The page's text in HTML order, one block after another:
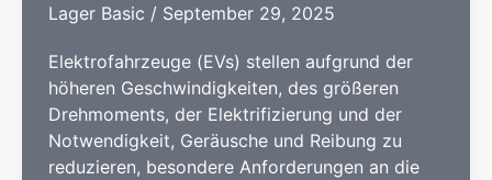
die
Lager Basic / September 29, 2025
Elektrofahrzeuge (EVs) stellen aufgrund der
höheren Geschwindigkeiten, des größeren
Drehmoments, der Elektrifizierung und der
Notwendigkeit, Geräusche und Reibung zu
reduzieren, besondere Anforderungen an die